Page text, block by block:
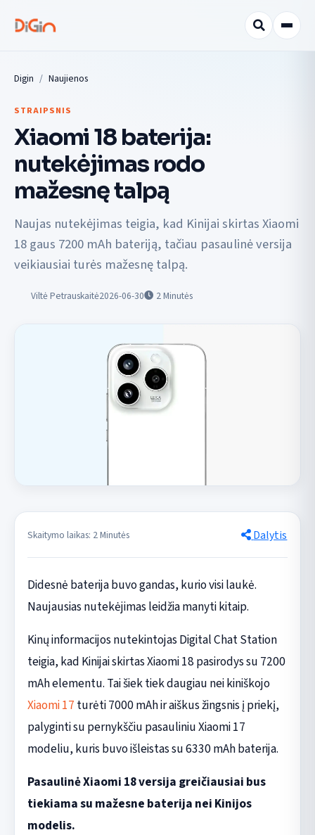
Digin Naujienos
STRAIPSNIS
Xiaomi 18 baterija:
nutekėjimas rodo
mažesnę talpą
Naujas nutekėjimas teigia, kad Kinijai skirtas Xiaomi
18 gaus 7200 mAh bateriją, tačiau pasaulinė versija
veikiausiai turės mažesnę talpą.
Viltė Petrauskaitė2026-06-30 2Minutės
Skaitymo laikas: 2 Minutės Dalytis
Didesnė baterija buvo gandas, kurio visi laukė.
Naujausias nutekėjimas leidžia manyti kitaip.
Kinų informacijos nutekintojas Digital Chat Station
teigia, kad Kinijai skirtas Xiaomi 18 pasirodys su 7200
mAh elementu. Tai šiek tiek daugiau nei kiniškojo
Xiaomi 17 turėti 7000 mAh ir aiškus žingsnis į priekį,
palyginti su pernykščiu pasauliniu Xiaomi 17
modeliu, kuris buvo išleistas su 6330 mAh baterija.
Pasaulinė Xiaomi 18 versija greičiausiai bus
tiekiama su mažesne baterija nei Kinijos
modelis.